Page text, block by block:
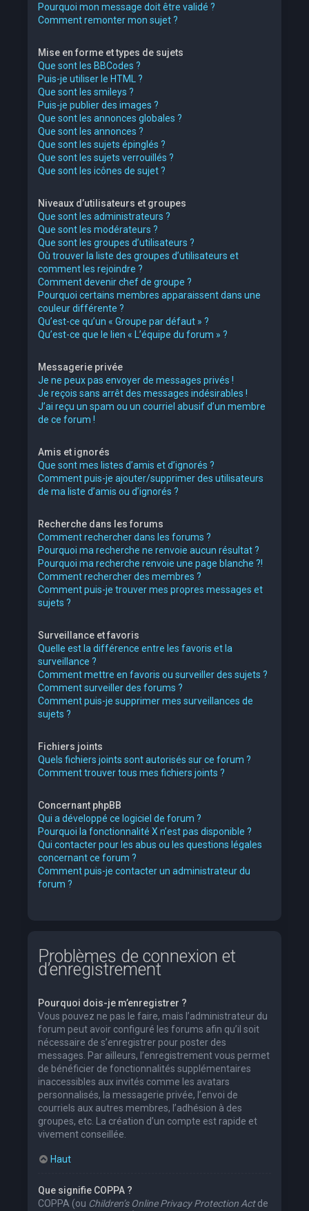
Pourquoi mon message doit être validé ?
Comment remonter mon sujet ?
Mise en forme et types de sujets
Que sont les BBCodes ?
Puis-je utiliser le HTML ?
Que sont les smileys ?
Puis-je publier des images ?
Que sont les annonces globales ?
Que sont les annonces ?
Que sont les sujets épinglés ?
Que sont les sujets verrouillés ?
Que sont les icônes de sujet ?
Niveaux d’utilisateurs et groupes
Que sont les administrateurs ?
Que sont les modérateurs ?
Que sont les groupes d’utilisateurs ?
Où trouver la liste des groupes d’utilisateurs et
comment les rejoindre ?
Comment devenir chef de groupe ?
Pourquoi certains membres apparaissent dans une
couleur différente ?
Qu’est-ce qu’un « Groupe par défaut » ?
Qu’est-ce que le lien « L’équipe du forum » ?
Messagerie privée
Je ne peux pas envoyer de messages privés !
Je reçois sans arrêt des messages indésirables !
J’ai reçu un spam ou un courriel abusif d’un membre
de ce forum !
Amis et ignorés
Que sont mes listes d’amis et d’ignorés ?
Comment puis-je ajouter/supprimer des utilisateurs
de ma liste d’amis ou d’ignorés ?
Recherche dans les forums
Comment rechercher dans les forums ?
Pourquoi ma recherche ne renvoie aucun résultat ?
Pourquoi ma recherche renvoie une page blanche ?!
Comment rechercher des membres ?
Comment puis-je trouver mes propres messages et
sujets ?
Surveillance et favoris
Quelle est la différence entre les favoris et la
surveillance ?
Comment mettre en favoris ou surveiller des sujets ?
Comment surveiller des forums ?
Comment puis-je supprimer mes surveillances de
sujets ?
Fichiers joints
Quels fichiers joints sont autorisés sur ce forum ?
Comment trouver tous mes fichiers joints ?
Concernant phpBB
Qui a développé ce logiciel de forum ?
Pourquoi la fonctionnalité X n’est pas disponible ?
Qui contacter pour les abus ou les questions légales
concernant ce forum ?
Comment puis-je contacter un administrateur du
forum ?
Problèmes de connexion et
d’enregistrement
Pourquoi dois-je m’enregistrer ?
Vous pouvez ne pas le faire, mais l’administrateur du
forum peut avoir configuré les forums afin qu’il soit
nécessaire de s’enregistrer pour poster des
messages. Par ailleurs, l’enregistrement vous permet
de bénéficier de fonctionnalités supplémentaires
inaccessibles aux invités comme les avatars
personnalisés, la messagerie privée, l’envoi de
courriels aux autres membres, l’adhésion à des
groupes, etc. La création d’un compte est rapide et
vivement conseillée.
Haut
Que signifie COPPA ?
COPPA (ou Children’s Online Privacy Protection Actde